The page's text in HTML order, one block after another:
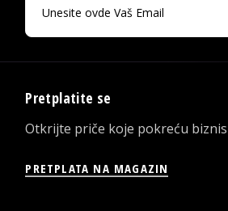
Pretplatite se
Otkrijte priče koje pokreću biznis
PRETPLATA NA MAGAZIN